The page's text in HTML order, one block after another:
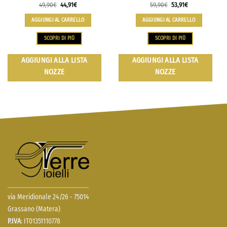
49,90€ 44,91€
AGGIUNGI AL CARRELLO
SCOPRI DI PIÙ
AGGIUNGI ALLA LISTA
NOZZE
59,90€ 53,91€
AGGIUNGI AL CARRELLO
SCOPRI DI PIÙ
AGGIUNGI ALLA LISTA
NOZZE
via Meridionale 24/26 - 75014
Grassano (Matera)
P.IVA: IT01351110778